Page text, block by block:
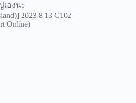
2023 8 13 C102
Online)